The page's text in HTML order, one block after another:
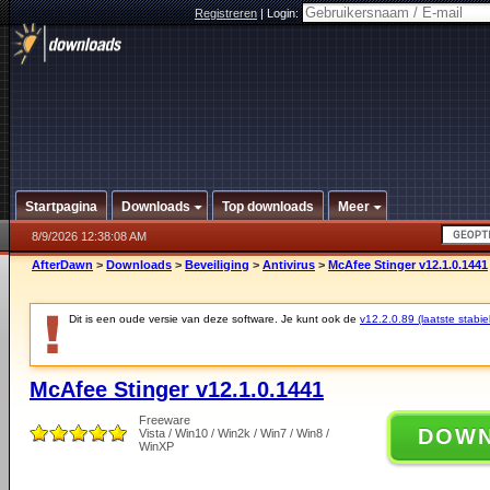
Registreren|Login:
Startpagina Downloads Top downloads Meer
8/9/2026 12:38:08 AM
AfterDawn > Downloads > Beveiliging > Antivirus > McAfee Stinger v12.1.0.1441
Dit is een oude versie van deze software. Je kunt ook de v12.2.0.89 (laatste
McAfee Stinger v12.1.0.1441
Freeware
Vista / Win10 / Win2k / Win7 / Win8 /
WinXP